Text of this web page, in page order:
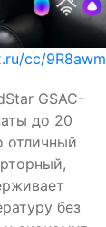
cc/9R8awm
GSAC-
до 20
отличный
без